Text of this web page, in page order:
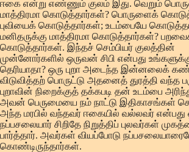
ஈகை என்று எண்ணும் குலம் இது. வெறும்
மாத்திரமா கொடுத்தார்கள்? பொருளைக்
புவியைக் கொடுத்தார்கள்; உடம்பையே
மனிதருக்கு மாத்திரமா கொடுத்தார்கள்?
கொடுத்தார்கள். இந்தச் செம்பியர் குலத்தின்
முன்னோர்களில் ஒருவன் சிபி என்பது
தெரியாதா? ஒரு புறா அடைந்த இன்னலைக்
விடுவித்தற் பொருட்டு அதனைத் துரத்தி வந்த
புறாவின் நிறைக்குத் தக்கபடி தன் உடம்பை
அவன் பெருமையை நம் நாட்டு இதிகாசங்கள்
அந்த மரபில் வந்தவர் ஈகையில் வல்லவர் என்பது
நப்பசலையார் சிறிதே நிறுத்திப் புலவர்கள்
பார்த்தார். அவர்கள் வியப்போடு
கொண்டிருந்தார்கள்.